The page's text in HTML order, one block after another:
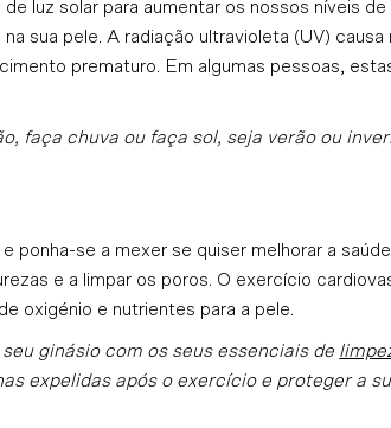
luz solar para aumentar os nossos níveis de
sua pele. A radiação ultravioleta (UV) causa
prematuro. Em algumas pessoas,
faça chuva ou faça sol, seja verão ou
ponha-se a mexer se quiser melhorar a
e a limpar os poros. O exercício
oxigénio e nutrientes para a pele.
ginásio com os seus essenciais de
expelidas após o exercício e proteger a